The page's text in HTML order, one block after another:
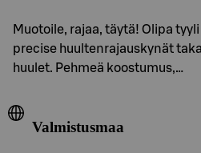
Muotoile, rajaa, täytä! Olipa
precise huultenrajauskynät
huulet. Pehmeä koostumus,…
Valmistusmaa